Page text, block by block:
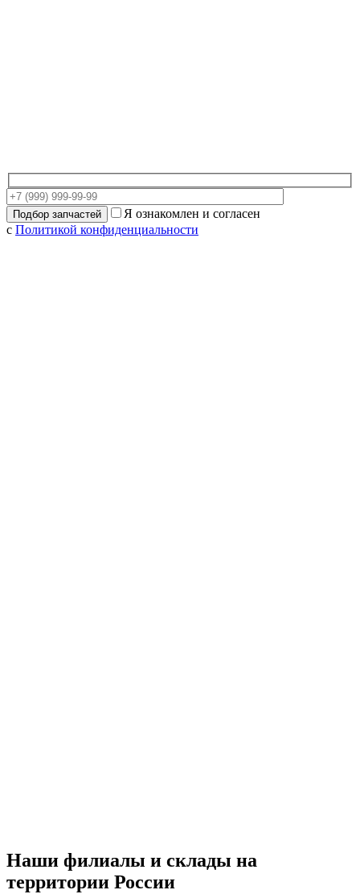
Я ознакомлен и согласен
с Политикой конфиденциальности
Наши филиалы и склады на
территории России